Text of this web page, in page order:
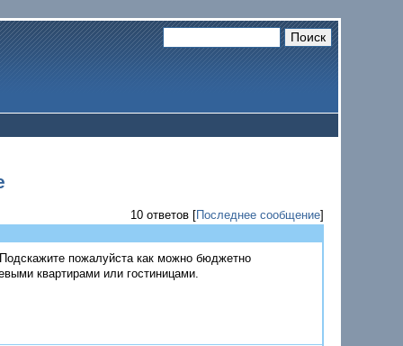
10 ответов [Последнее сообщение]
пожалуйста как можно бюджетно
квартирами или гостиницами.